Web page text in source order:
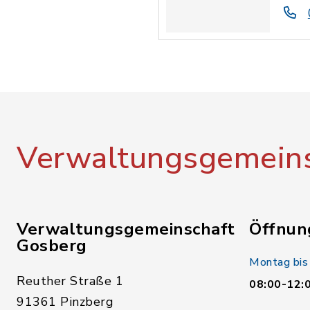
Verwaltungsgemeinschaft
Gosberg
Reuther Straße 1
91361 Pinzberg
Montag
08:00-